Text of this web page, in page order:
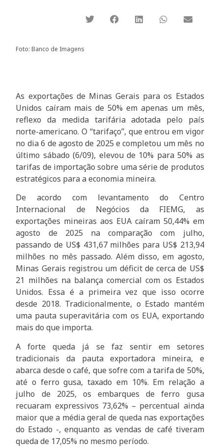
Foto: Banco de Imagens
As exportações de Minas Gerais para os Estados
Unidos caíram mais de 50% em apenas um mês,
reflexo da medida tarifária adotada pelo país
norte-americano. O “tarifaço”, que entrou em vigor
no dia 6 de agosto de 2025 e completou um mês no
último sábado (6/09), elevou de 10% para 50% as
tarifas de importação sobre uma série de produtos
estratégicos para a economia mineira.
De acordo com levantamento do Centro
Internacional de Negócios da FIEMG, as
exportações mineiras aos EUA caíram 50,44% em
agosto de 2025 na comparação com julho,
passando de US$ 431,67 milhões para US$ 213,94
milhões no mês passado. Além disso, em agosto,
Minas Gerais registrou um déficit de cerca de US$
21 milhões na balança comercial com os Estados
Unidos. Essa é a primeira vez que isso ocorre
desde 2018. Tradicionalmente, o Estado mantém
uma pauta superavitária com os EUA, exportando
mais do que importa.
A forte queda já se faz sentir em setores
tradicionais da pauta exportadora mineira, e
abarca desde o café, que sofre com a tarifa de 50%,
até o ferro gusa, taxado em 10%. Em relação a
julho de 2025, os embarques de ferro gusa
recuaram expressivos 73,62% – percentual ainda
maior que a média geral de queda nas exportações
do Estado -, enquanto as vendas de café tiveram
queda de 17,05% no mesmo período.